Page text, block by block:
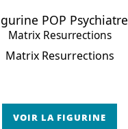
POP Psychiatre
Matrix Resurrections
Matrix Resurrections
VOIR LA FIGURINE